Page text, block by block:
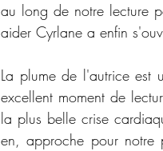
au long de notre lecture
aider Cyrlane a enfin
La plume de l'autrice est
excellent moment de
la plus belle crise
en, approche pour notre